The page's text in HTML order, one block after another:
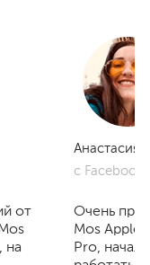
от
на
Анастасия
с Facebook
Очень
Mos
Pro, начал